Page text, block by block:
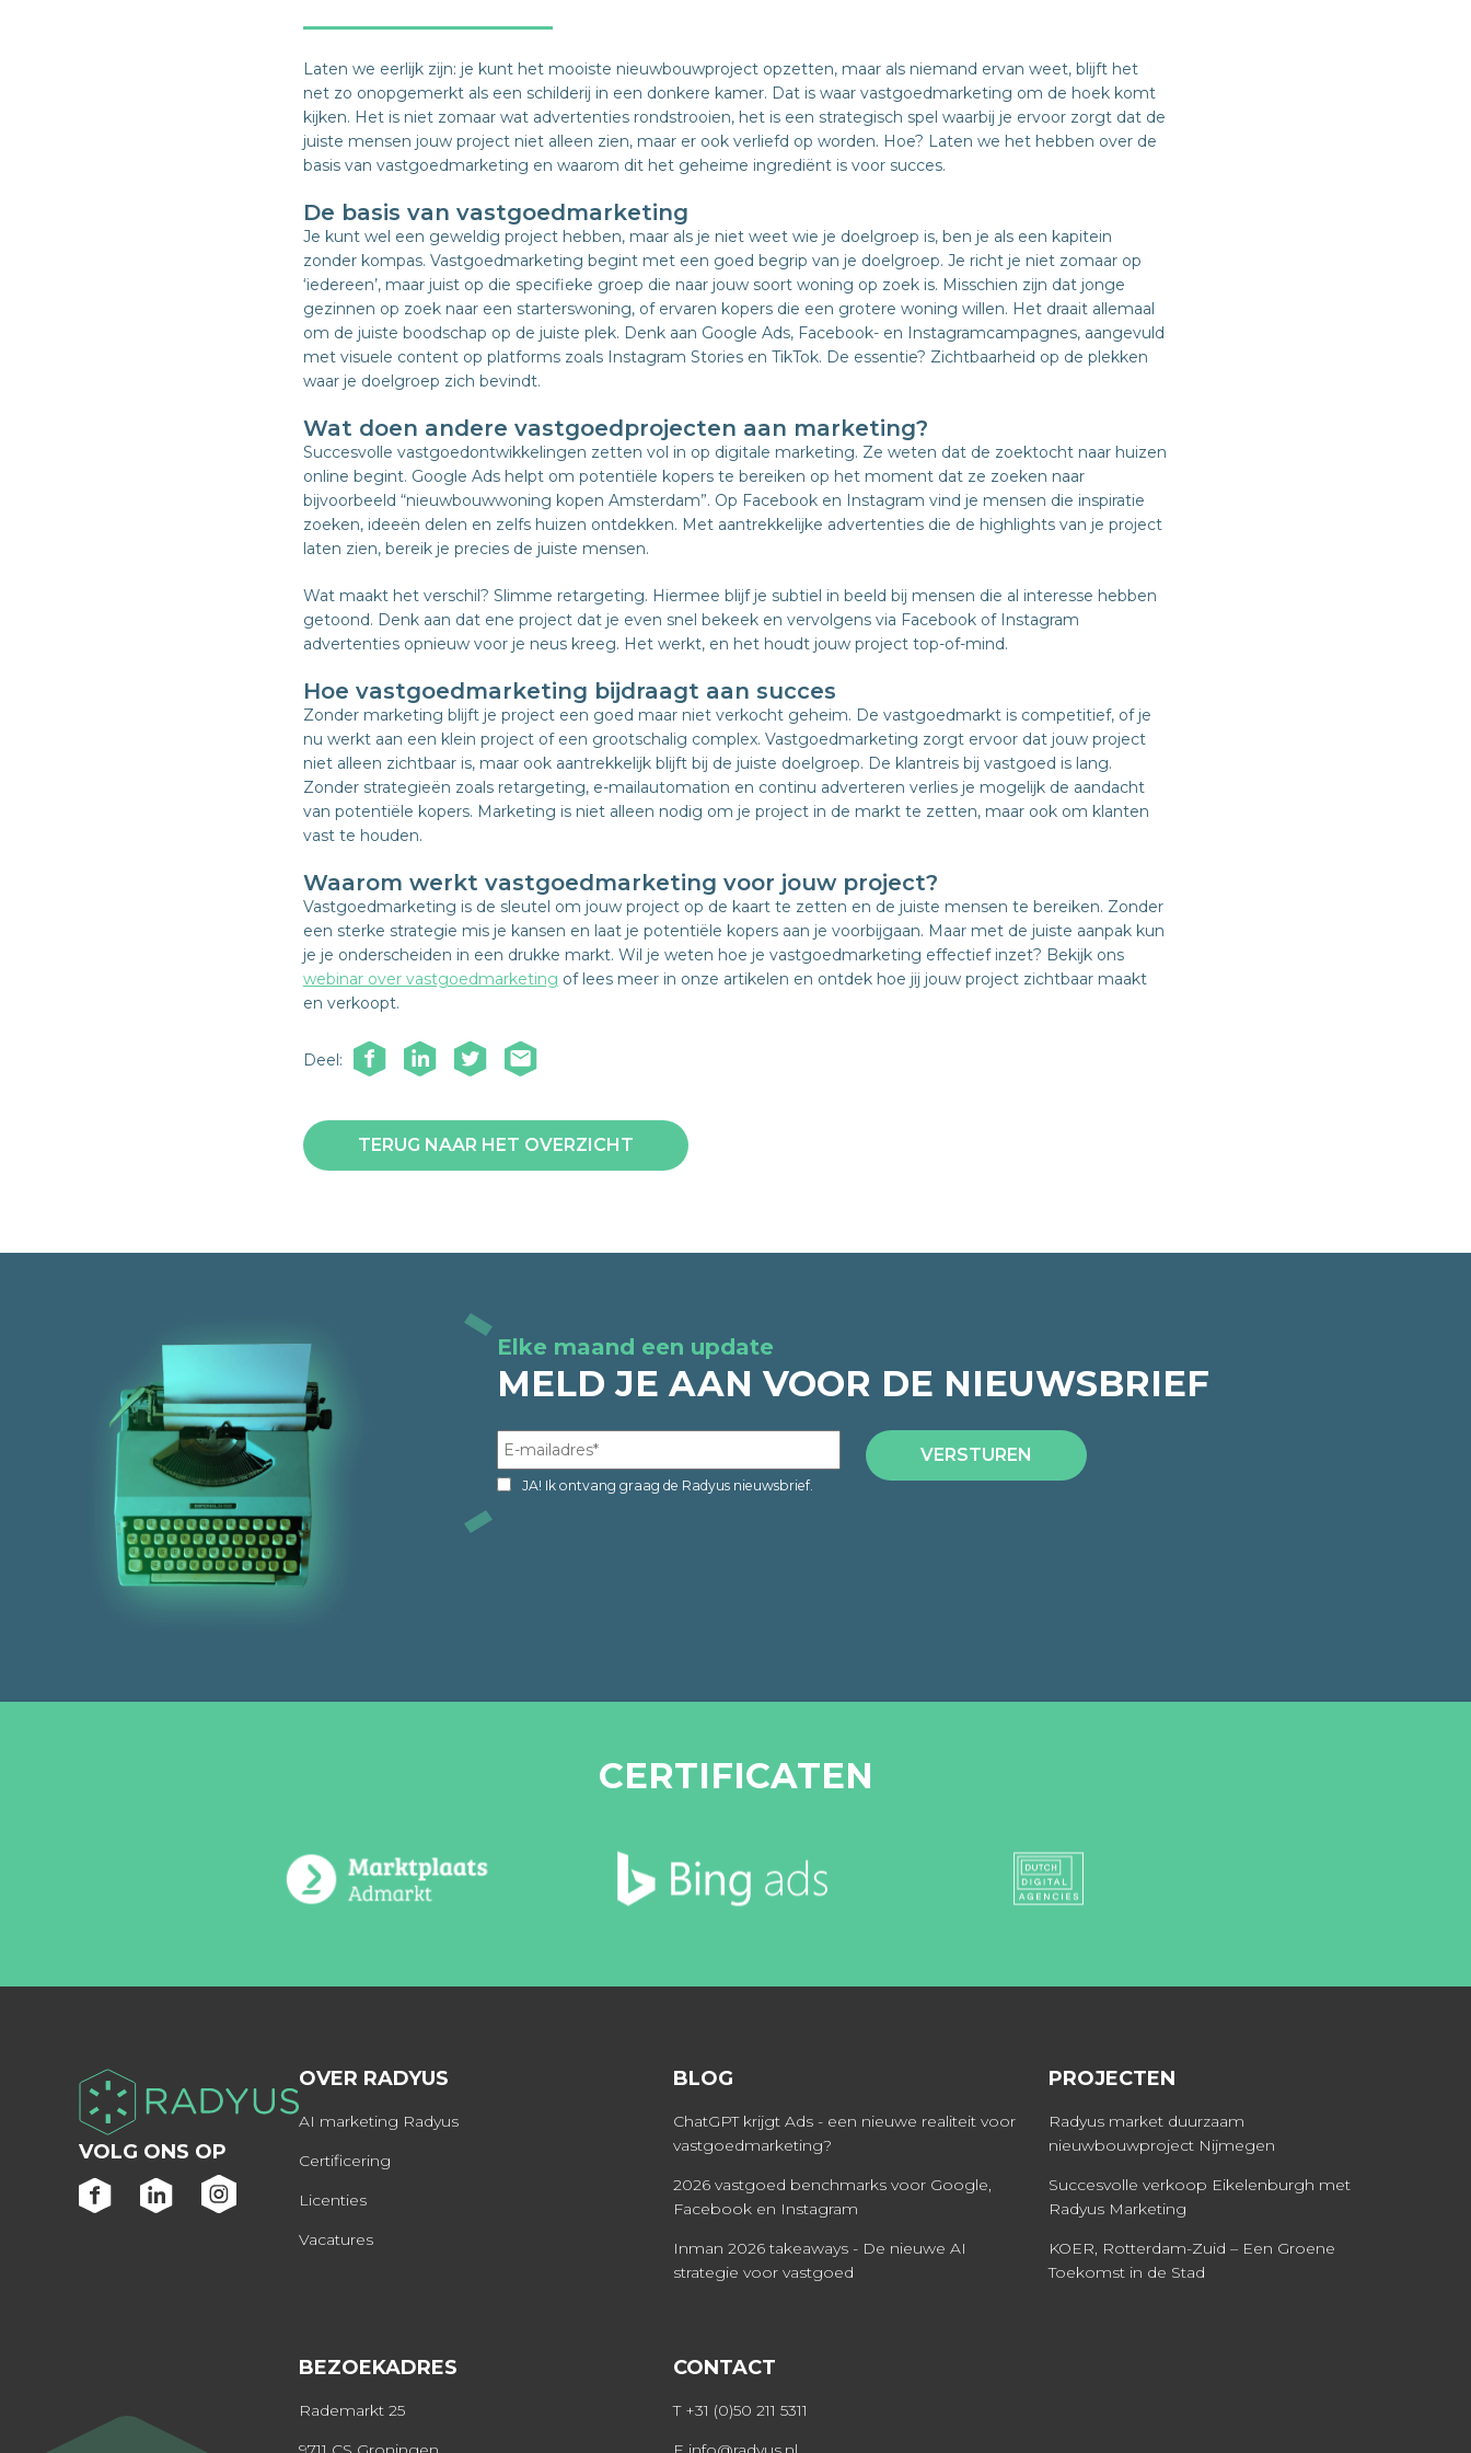
Laten we eerlijk zijn: je kunt het mooiste nieuwbouwproject opzetten, maar als niemand ervan weet, blijft het
net zo onopgemerkt als een schilderij in een donkere kamer. Dat is waar vastgoedmarketing om de hoek komt
kijken. Het is niet zomaar wat advertenties rondstrooien, het is een strategisch spel waarbij je ervoor zorgt dat de
juiste mensen jouw project niet alleen zien, maar er ook verliefd op worden. Hoe? Laten we het hebben over de
basis van vastgoedmarketing en waarom dit het geheime ingrediënt is voor succes.
De basis van vastgoedmarketing
Je kunt wel een geweldig project hebben, maar als je niet weet wie je doelgroep is, ben je als een kapitein
zonder kompas. Vastgoedmarketing begint met een goed begrip van je doelgroep. Je richt je niet zomaar op
‘iedereen’, maar juist op die specifieke groep die naar jouw soort woning op zoek is. Misschien zijn dat jonge
gezinnen op zoek naar een starterswoning, of ervaren kopers die een grotere woning willen. Het draait allemaal
om de juiste boodschap op de juiste plek. Denk aan Google Ads, Facebook- en Instagramcampagnes, aangevuld
met visuele content op platforms zoals Instagram Stories en TikTok. De essentie? Zichtbaarheid op de plekken
waar je doelgroep zich bevindt.
Wat doen andere vastgoedprojecten aan marketing?
Succesvolle vastgoedontwikkelingen zetten vol in op digitale marketing. Ze weten dat de zoektocht naar huizen
online begint. Google Ads helpt om potentiële kopers te bereiken op het moment dat ze zoeken naar
bijvoorbeeld “nieuwbouwwoning kopen Amsterdam”. Op Facebook en Instagram vind je mensen die inspiratie
zoeken, ideeën delen en zelfs huizen ontdekken. Met aantrekkelijke advertenties die de highlights van je project
laten zien, bereik je precies de juiste mensen.
Wat maakt het verschil? Slimme retargeting. Hiermee blijf je subtiel in beeld bij mensen die al interesse hebben
getoond. Denk aan dat ene project dat je even snel bekeek en vervolgens via Facebook of Instagram
advertenties opnieuw voor je neus kreeg. Het werkt, en het houdt jouw project top-of-mind.
Hoe vastgoedmarketing bijdraagt aan succes
Zonder marketing blijft je project een goed maar niet verkocht geheim. De vastgoedmarkt is competitief, of je
nu werkt aan een klein project of een grootschalig complex. Vastgoedmarketing zorgt ervoor dat jouw project
niet alleen zichtbaar is, maar ook aantrekkelijk blijft bij de juiste doelgroep. De klantreis bij vastgoed is lang.
Zonder strategieën zoals retargeting, e-mailautomation en continu adverteren verlies je mogelijk de aandacht
van potentiële kopers. Marketing is niet alleen nodig om je project in de markt te zetten, maar ook om klanten
vast te houden.
Waarom werkt vastgoedmarketing voor jouw project?
Vastgoedmarketing is de sleutel om jouw project op de kaart te zetten en de juiste mensen te bereiken. Zonder
een sterke strategie mis je kansen en laat je potentiële kopers aan je voorbijgaan. Maar met de juiste aanpak kun
je je onderscheiden in een drukke markt. Wil je weten hoe je vastgoedmarketing effectief inzet? Bekijk ons
webinar over vastgoedmarketing of lees meer in onze artikelen en ontdek hoe jij jouw project zichtbaar maakt
en verkoopt.
Deel:
TERUG NAAR HET OVERZICHT
Elke maand een update
MELD JE AAN VOOR DE NIEUWSBRIEF
JA! Ik ontvang graag de Radyus nieuwsbrief.
CERTIFICATEN
VOLG ONS OP
OVER RADYUS
AI marketing Radyus
Certificering
Licenties
Vacatures
BLOG
ChatGPT krijgt Ads - een nieuwe realiteit voor
vastgoedmarketing?
2026 vastgoed benchmarks voor Google,
Facebook en Instagram
Inman 2026 takeaways - De nieuwe AI
strategie voor vastgoed
PROJECTEN
Radyus market duurzaam
nieuwbouwproject Nijmegen
Succesvolle verkoop Eikelenburgh met
Radyus Marketing
KOER, Rotterdam-Zuid – Een Groene
Toekomst in de Stad
BEZOEKADRES
Rademarkt 25
CONTACT
T +31 (0)50 211 5311